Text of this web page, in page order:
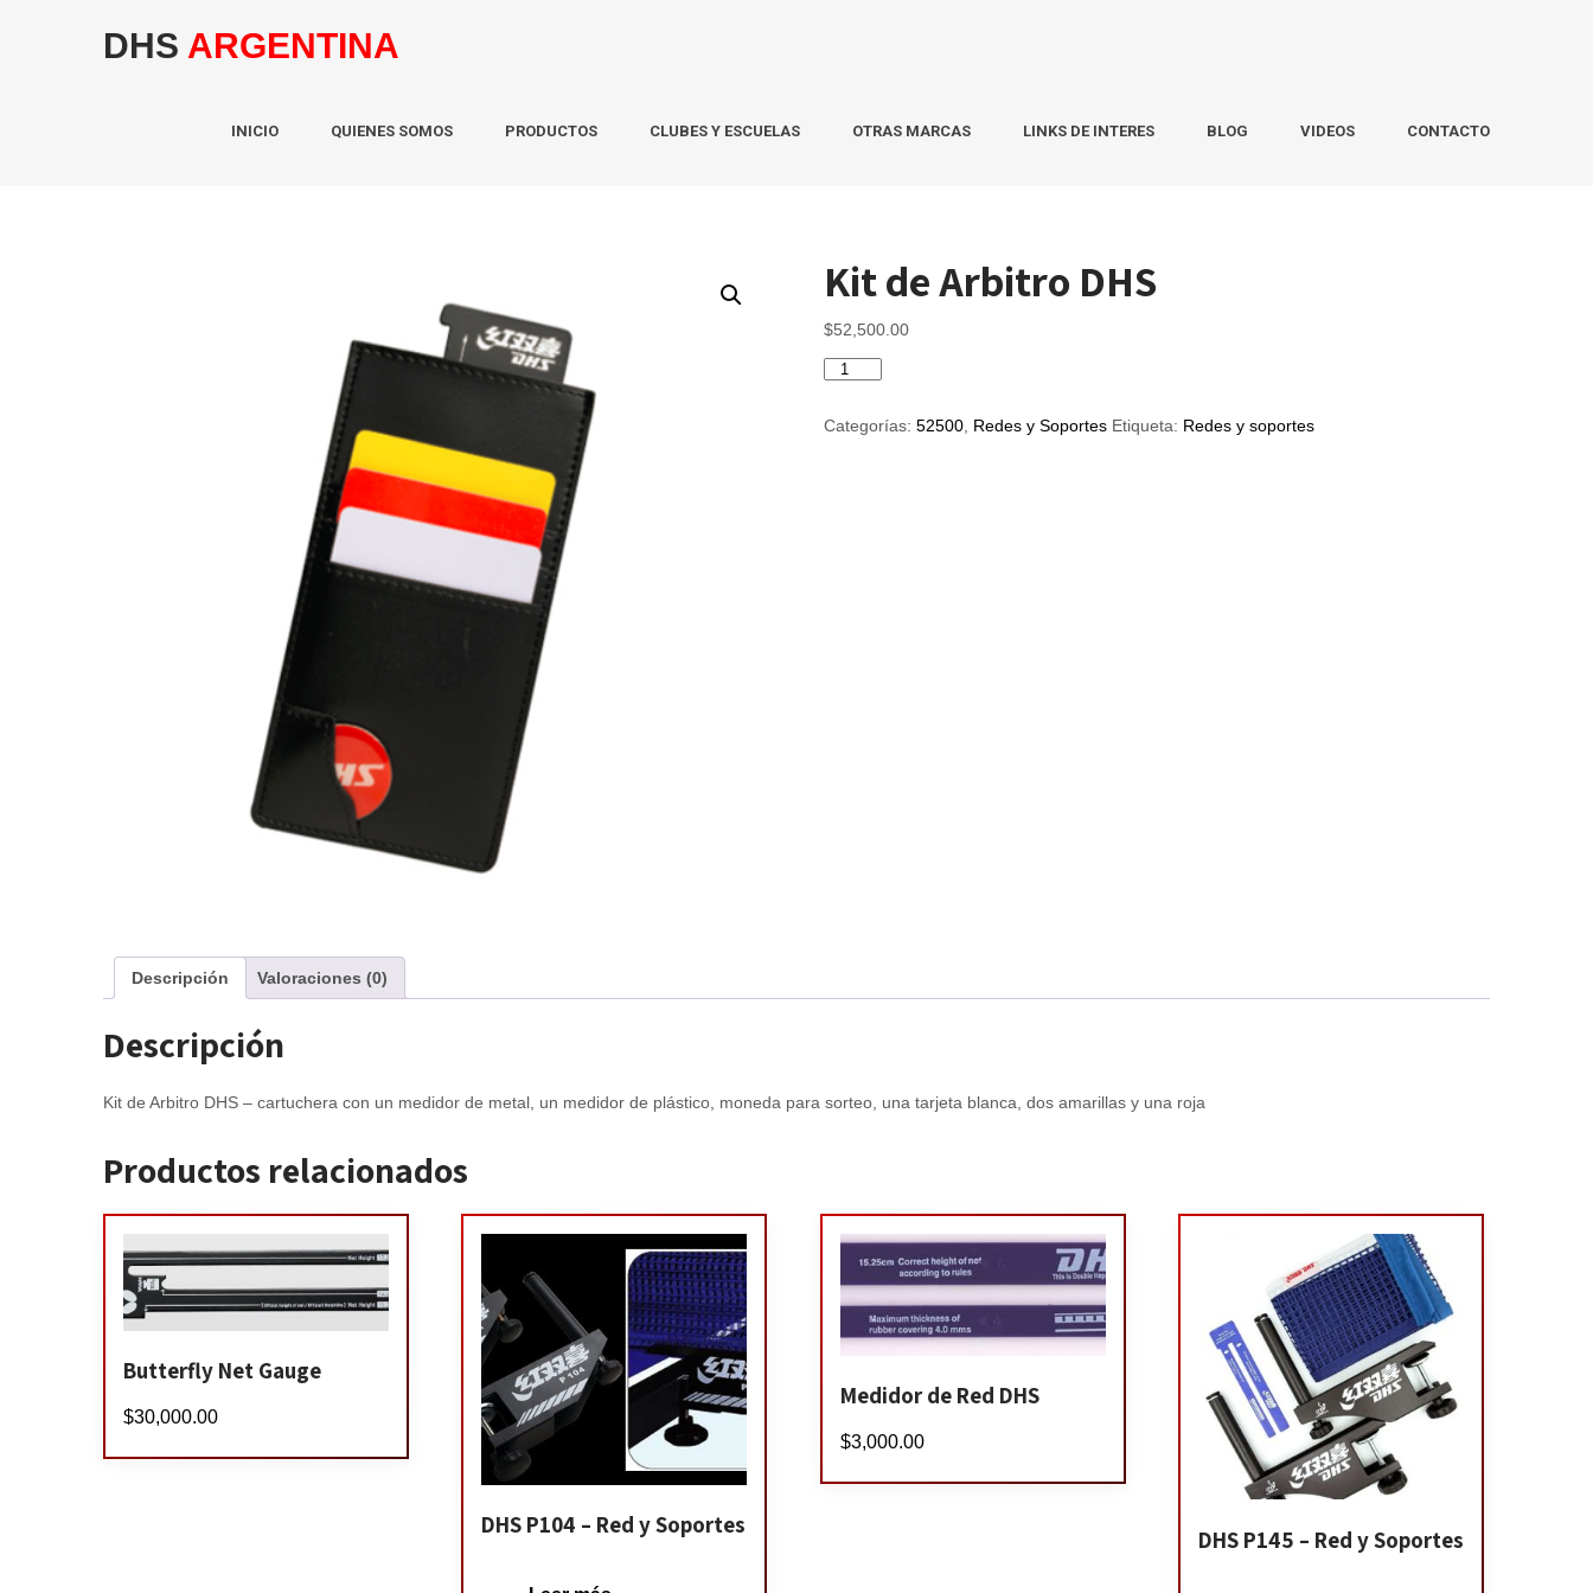
DHS ARGENTINA
INICIO QUIENES SOMOS PRODUCTOS CLUBES Y ESCUELAS OTRAS MARCAS LINKS DE INTERES BLOG VIDEOS CONTACTO
Kit de Arbitro DHS
$52,500.00
Kit
Categorías:52500 Redes y Soportes Etiqueta: Redes y soportes
Descripción Valoraciones (0)
Descripción
Kit de Arbitro DHS – cartuchera con un medidor de metal, un medidor de plástico, moneda para sorteo, una tarjeta blanca, dos amarillas y una roja
Productos relacionados
Butterfly Net Gauge
$30,000.00
DHS P104 – Red y Soportes
Medidor de Red DHS
$3,000.00
DHS P145 – Red y Soportes